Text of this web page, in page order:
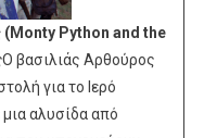
(Monty Python and the
Ο βασιλιάς Αρθούρος
για το Ιερό
αλυσίδα από